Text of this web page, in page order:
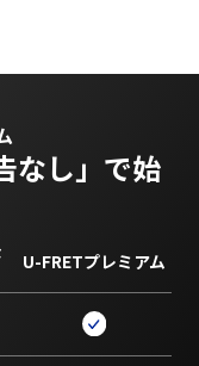
なし」で始
U-FRETプレミアム